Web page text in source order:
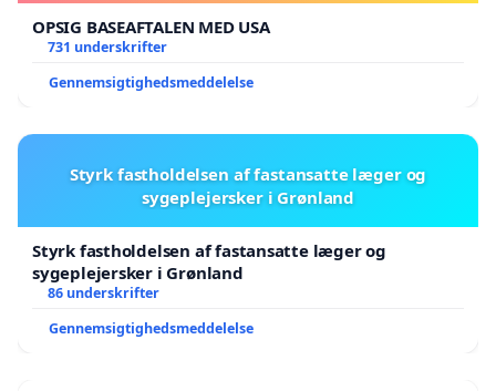
OPSIG BASEAFTALEN MED USA
731 underskrifter
Gennemsigtighedsmeddelelse
Styrk fastholdelsen af fastansatte læger og
sygeplejersker i Grønland
Styrk fastholdelsen af fastansatte læger og
sygeplejersker i Grønland
86 underskrifter
Gennemsigtighedsmeddelelse